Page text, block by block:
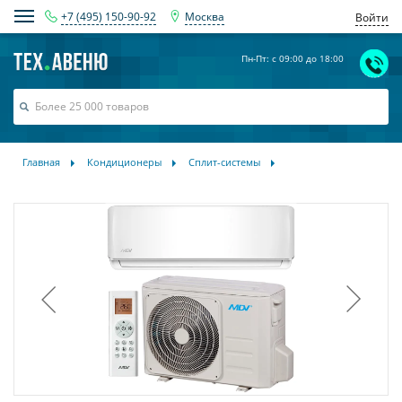
+7 (495) 150-90-92 Москва Войти
Пн-Пт: с 09:00 до 18:00
Главная Кондиционеры Сплит-системы